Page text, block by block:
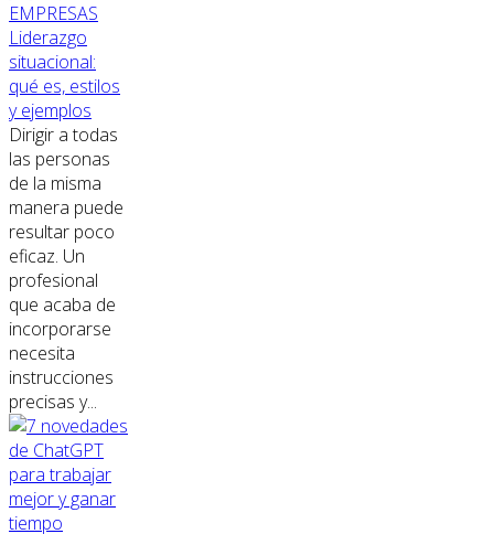
EMPRESAS
Liderazgo
situacional:
qué es, estilos
y ejemplos
Dirigir a todas
las personas
de la misma
manera puede
resultar poco
eficaz. Un
profesional
que acaba de
incorporarse
necesita
instrucciones
precisas y...